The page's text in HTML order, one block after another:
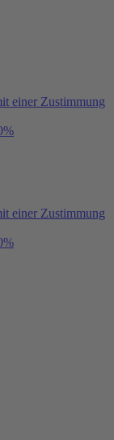
einer Zustimmung
einer Zustimmung